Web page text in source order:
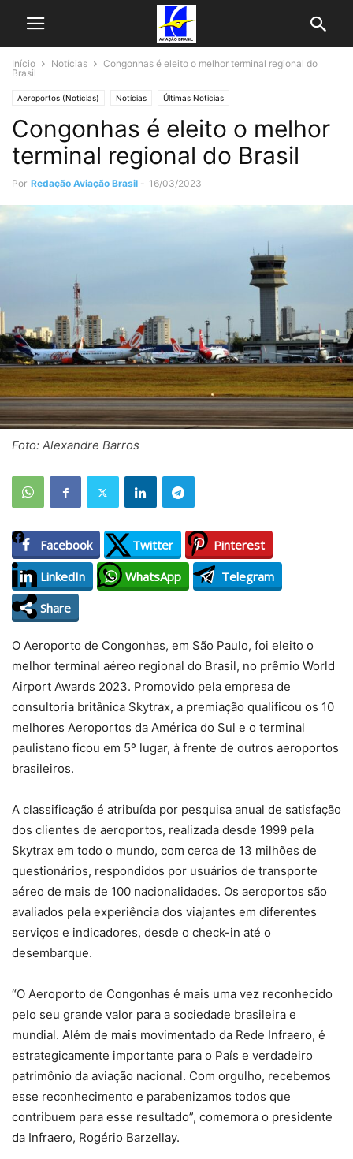
Início Notícias
Congonhas é eleito o melhor terminal regional do
Brasil
Aeroportos (Noticias) Notícias Últimas Noticias
Congonhas é eleito o melhor
terminal regional do Brasil
Por Redação Aviação Brasil - 16/03/2023
Foto: Alexandre Barros
Facebook Twitter
Pinterest
LinkedIn
WhatsApp
Telegram
Share
O Aeroporto de Congonhas, em São Paulo, foi eleito o
melhor terminal aéreo regional do Brasil, no prêmio World
Airport Awards 2023. Promovido pela empresa de
consultoria britânica Skytrax, a premiação qualificou os 10
melhores Aeroportos da América do Sul e o terminal
paulistano ficou em 5º lugar, à frente de outros aeroportos
brasileiros.
A classificação é atribuída por pesquisa anual de satisfação
dos clientes de aeroportos, realizada desde 1999 pela
Skytrax em todo o mundo, com cerca de 13 milhões de
questionários, respondidos por usuários de transporte
aéreo de mais de 100 nacionalidades. Os aeroportos são
avaliados pela experiência dos viajantes em diferentes
serviços e indicadores, desde o check-in até o
desembarque.
“O Aeroporto de Congonhas é mais uma vez reconhecido
pelo seu grande valor para a sociedade brasileira e
mundial. Além de mais movimentado da Rede Infraero, é
estrategicamente importante para o País e verdadeiro
patrimônio da aviação nacional. Com orgulho, recebemos
esse reconhecimento e parabenizamos todos que
contribuem para esse resultado”, comemora o presidente
da Infraero, Rogério Barzellay.